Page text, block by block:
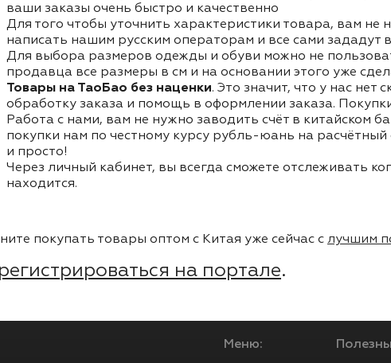
ваши заказы очень быстро и качественно
Для того чтобы уточнить характеристики товара, вам не
написать нашим русским операторам и все сами зададут
Для выбора размеров одежды и обуви можно не
продавца все размеры в см и на основании этого уже
Товары на ТаоБао без наценки. Это значит, что у нас нет
обработку заказа и помощь в оформлении заказа.
Работа с нами, вам не нужно заводить счёт в китайском
покупки нам по честному курсу рубль-юань на
и просто!
Через личный кабинет, вы всегда сможете отслеживать
находится.
покупать товары оптом с Китая уже сейчас с лучшим
на портале.
Меню: